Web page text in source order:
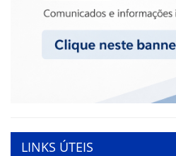
LINKS ÚTEIS